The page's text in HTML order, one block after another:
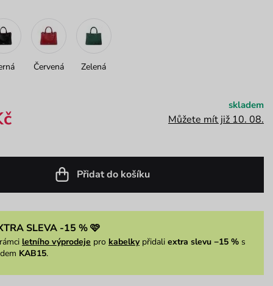
Červená Zelená
skladem
Můžete mít již 10. 08.
Přidat do košíku
SLEVA -15 % 🩷
letního výprodeje pro kabelkypřidali extra slevu −15 %s
KAB15.